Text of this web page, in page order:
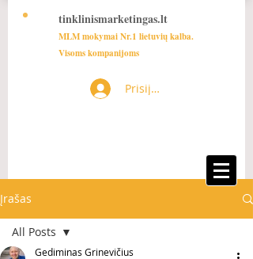
tinklinismarketingas.lt
MLM mokymai Nr.1 lietuvių kalba.
Visoms kompanijoms
Prisijungti
Įrašas
All Posts
Gediminas Grinevičius